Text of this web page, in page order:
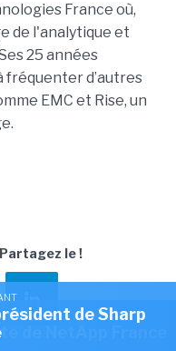
de NetApp France
France où,
de l'analytique et
25 années
fréquenter d’autres
EMC et Rise, un
Partagez le !
de Sharp